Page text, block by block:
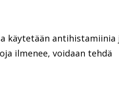
käytetään antihistamiinia
ilmenee, voidaan tehdä